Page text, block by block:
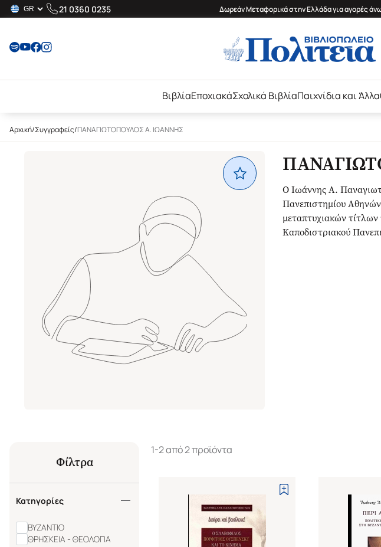
21 0360 0235 Δωρεάν Μεταφορικά στην Ελλάδα για αγορές
ΒιβλίαΕποχιακάΣχολικά ΒιβλίαΠαιχνίδια και Άλλα
Αρχική/Συγγραφείς/ΠΑΝΑΓΙΩΤΟΠΟΥΛΟΣ Α. ΙΩΑΝΝΗΣ
Ο Ιωάννης Α.
Πανεπιστημίου Αθηνών
μεταπτυχιακών
Καποδιστριακού
Φίλτρα
Κατηγορίες
ΒΥΖΑΝΤΙΟ
ΘΡΗΣΚΕΙΑ - ΘΕΟΛΟΓΙΑ
1-2 από 2 προϊόντα